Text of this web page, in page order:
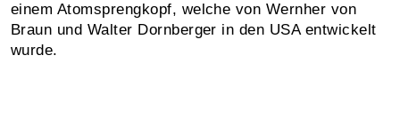
einem Atomsprengkopf, welche von Wernher von
Braun und Walter Dornberger in den USA entwickelt
wurde.